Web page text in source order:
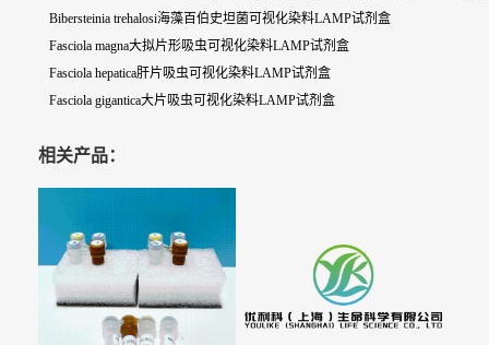
Bibersteinia trehalosi海藻百伯史坦菌可视化染料LAMP试剂盒
Fasciola magna大拟片形吸虫可视化染料LAMP试剂盒
Fasciola hepatica肝片吸虫可视化染料LAMP试剂盒
Fasciola gigantica大片吸虫可视化染料LAMP试剂盒
相关产品：